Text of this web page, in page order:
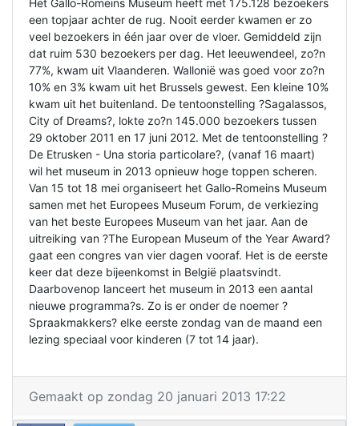
Het Gallo-Romeins Museum heeft met 175.128 bezoekers
een topjaar achter de rug. Nooit eerder kwamen er zo
veel bezoekers in één jaar over de vloer. Gemiddeld zijn
dat ruim 530 bezoekers per dag. Het leeuwendeel, zo?n
77%, kwam uit Vlaanderen. Wallonië was goed voor zo?n
10% en 3% kwam uit het Brussels gewest. Een kleine 10%
kwam uit het buitenland. De tentoonstelling ?Sagalassos,
City of Dreams?, lokte zo?n 145.000 bezoekers tussen
29 oktober 2011 en 17 juni 2012. Met de tentoonstelling ?
De Etrusken - Una storia particolare?, (vanaf 16 maart)
wil het museum in 2013 opnieuw hoge toppen scheren.
Van 15 tot 18 mei organiseert het Gallo-Romeins Museum
samen met het Europees Museum Forum, de verkiezing
van het beste Europees Museum van het jaar. Aan de
uitreiking van ?The European Museum of the Year Award?
gaat een congres van vier dagen vooraf. Het is de eerste
keer dat deze bijeenkomst in België plaatsvindt.
Daarbovenop lanceert het museum in 2013 een aantal
nieuwe programma?s. Zo is er onder de noemer ?
Spraakmakkers? elke eerste zondag van de maand een
lezing speciaal voor kinderen (7 tot 14 jaar).
Gemaakt op zondag 20 januari 2013 17:22